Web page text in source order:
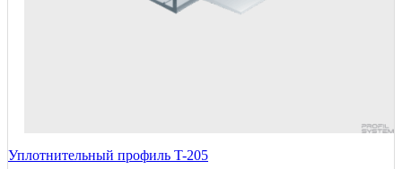
Уплотнительный профиль T-205